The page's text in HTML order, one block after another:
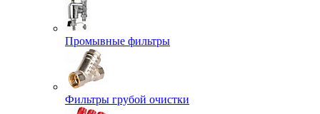
Промывные фильтры
Фильтры грубой очистки